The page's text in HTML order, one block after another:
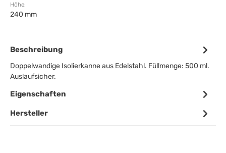
Höhe:
240 mm
Beschreibung
Doppelwandige Isolierkanne aus Edelstahl. Füllmenge: 500 ml.
Auslaufsicher.
Eigenschaften
Hersteller